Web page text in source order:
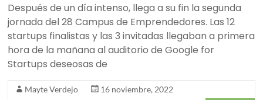
Después de un día intenso, llega a su fin la segunda
jornada del 28 Campus de Emprendedores. Las 12
startups finalistas y las 3 invitadas llegaban a primera
hora de la mañana al auditorio de Google for
Startups deseosas de
Mayte Verdejo
16 noviembre, 2022